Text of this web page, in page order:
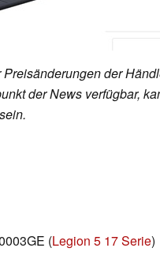
der
der News verfügbar,
(Legion 5 17 Serie)